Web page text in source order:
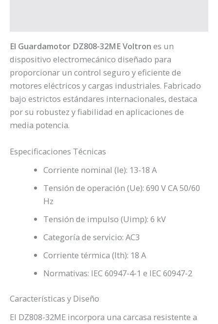
El Guardamotor DZ808-32ME Voltron es un
dispositivo electromecánico diseñado para
proporcionar un control seguro y eficiente de
motores eléctricos y cargas industriales. Fabricado
bajo estrictos estándares internacionales, destaca
por su robustez y fiabilidad en aplicaciones de
media potencia.
Especificaciones Técnicas
Corriente nominal (Ie): 13-18 A
Tensión de operación (Ue): 690 V CA 50/60
Hz
Tensión de impulso (Uimp): 6 kV
Categoría de servicio: AC3
Corriente térmica (Ith): 18 A
Normativas: IEC 60947-4-1 e IEC 60947-2
Características y Diseño
El DZ808-32ME incorpora una carcasa resistente a